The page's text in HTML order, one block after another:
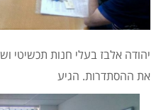
יהודה אלבז בעלי חנות תכשיטי
את ההסתדרות. הגיע